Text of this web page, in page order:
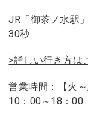
JR「御茶ノ水駅
30秒
>詳しい行き方は
営業時間：【火
10：00～18：00